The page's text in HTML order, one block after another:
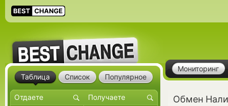
Мониторинг
Обмен
Таблица Список Популярное